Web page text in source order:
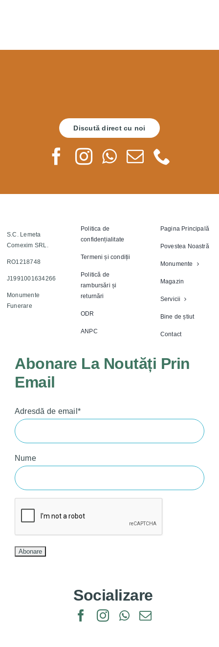
Discută direct cu noi
S.C. Lemeta
Comexim SRL.
RO1218748
J1991001634266
Monumente
Funerare
Politica de
confidențialitate
Termeni și condiții
Politică de
rambursări și
returnări
ODR
ANPC
Pagina Principală
Povestea Noastră
Monumente
Magazin
Servicii
Bine de știut
Contact
Abonare La Noutăți Prin
Email
Adresdă de email*
Nume
Socializare